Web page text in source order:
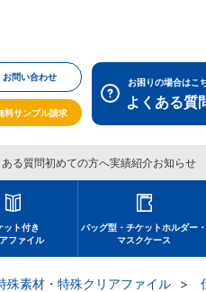
お問い合わせ
料サンプル請求
お困りの場合はこ
よくある質
ある質問初めての方へ実績紹介お知らせ
ット付き
ファイル
バッグ型・チケットホルダー・
マスクケース
殊素材・特殊クリアファイル